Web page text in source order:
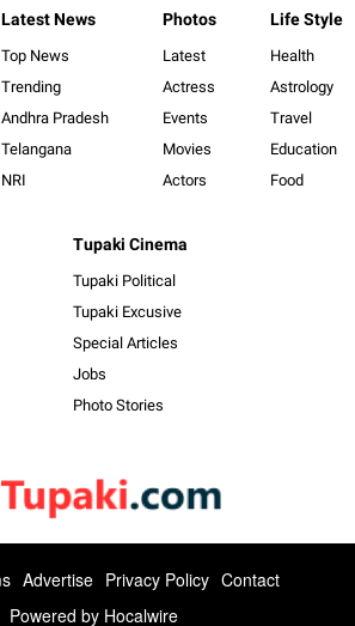
Latest News
Top News
Trending
Andhra Pradesh
Telangana
NRI
Photos
Latest
Actress
Events
Movies
Actors
Life Style
Health
Astrology
Travel
Education
Food
Tupaki Cinema
Tupaki Political
Tupaki Excusive
Special Articles
Jobs
Photo Stories
Advertise Privacy Policy Contact
Powered by Hocalwire